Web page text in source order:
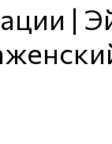
|